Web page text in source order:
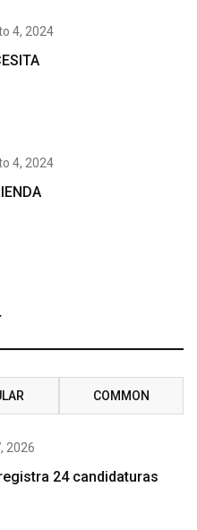
4, 2024
4, 2024
COMMON
2026
24 candidaturas